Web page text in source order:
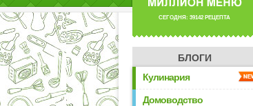
СЕГОДНЯ: 39142 РЕЦЕПТА
БЛОГИ
Кулинария
Домоводство